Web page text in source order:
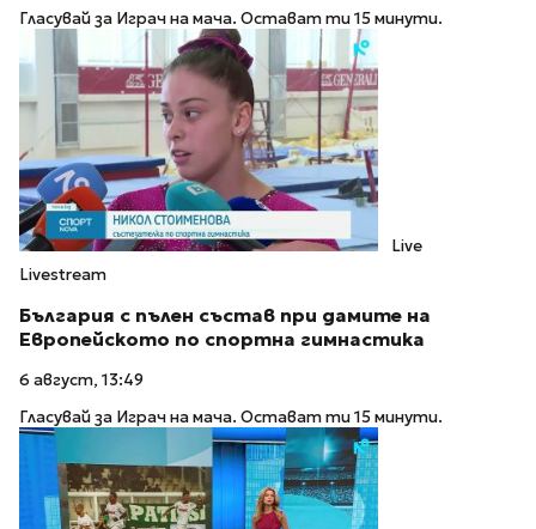
Гласувай за Играч на мача. Остават ти 15 минути.
Live
Livestream
България с пълен състав при дамите на
Европейското по спортна гимнастика
6 август, 13:49
Гласувай за Играч на мача. Остават ти 15 минути.